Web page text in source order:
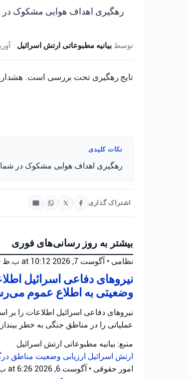
رهگیری اهداف هوایی مشکوک در
توسط بیانیه مطبوعاتی ارتش اسرائیل • آوریل 30,
تایج رهگیری تحت بررسی است.
نکات کلیدی
رهگیری اهداف هوایی مشکوک در
اشتراک گذاری
بیشتر به روز رسانی‌های فوری
نظامی • آگوست 7, 2026 at 10:12 ب.ظ
نیروهای دفاعی اسرائیل
وضعیتی به اطلاع عموم
نیروهای دفاعی اسرائیل اطلاعات را بر
عملیاتی را در مناطق جنگی به خطر
منبع: بیانیه مطبوعاتی ارتش اسرائیل
ارتش اسرائیل ارزیابی وضعیت مناطق
امور حقوقی • آگوست 6, 2026 at 6:26 ب.ظ